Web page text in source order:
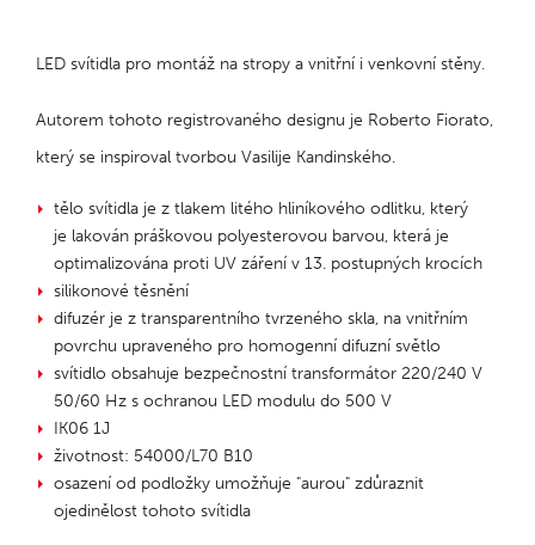
LED svítidla pro montáž na stropy a vnitřní i venkovní stěny.
Autorem tohoto registrovaného designu je Roberto Fiorato,
který se inspiroval tvorbou Vasilije Kandinského.
tělo svítidla je z tlakem litého hliníkového odlitku, který
je lakován práškovou polyesterovou barvou, která je
optimalizována proti UV záření v 13. postupných krocích
silikonové těsnění
difuzér je z transparentního tvrzeného skla, na vnitřním
povrchu upraveného pro homogenní difuzní světlo
svítidlo obsahuje bezpečnostní transformátor 220/240 V
50/60 Hz s ochranou LED modulu do 500 V
IK06 1J
životnost: 54000/L70 B10
osazení od podložky umožňuje "aurou" zdůraznit
ojedinělost tohoto svítidla